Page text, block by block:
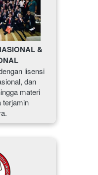
&
lisensi
dan
materi
terjamin